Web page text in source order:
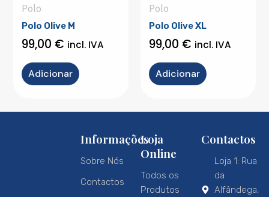
Polo
Polo Olive M
99,00 € incl. IVA
Adicionar
Polo
Polo Olive XL
99,00 € incl. IVA
Adicionar
Informações
Sobre Nós
Contactos
Loja
Online
Todos os
Produtos
Contactos
Loja 1: Rua
da
Alfândega,